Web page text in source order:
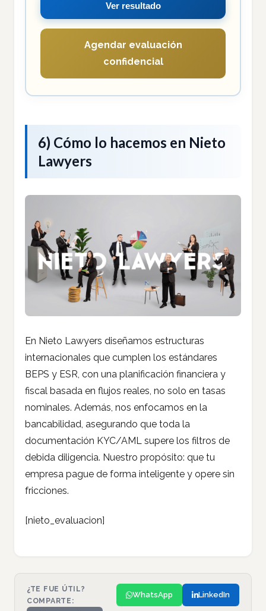
Ver resultado
Agendar evaluación
confidencial
6) Cómo lo hacemos en Nieto
Lawyers
En Nieto Lawyers diseñamos estructuras
internacionales que cumplen los estándares
BEPS y ESR, con una planificación financiera y
fiscal basada en flujos reales, no solo en tasas
nominales. Además, nos enfocamos en la
bancabilidad, asegurando que toda la
documentación KYC/AML supere los filtros de
debida diligencia. Nuestro propósito: que tu
empresa pague de forma inteligente y opere sin
fricciones.
[nieto_evaluacion]
¿TE FUE ÚTIL?
COMPARTE:
WhatsApp LinkedIn